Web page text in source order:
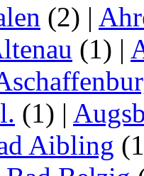
(2) |
(1) |
(1) |
Aibling